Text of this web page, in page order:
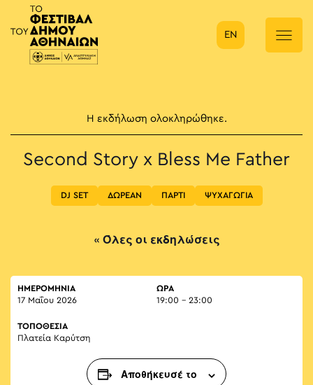
Κύρια πλοήγηση
EN
Η εκδήλωση ολοκληρώθηκε.
Second Story x Bless Me Father
DJ SET ΔΩΡΕΑΝ ΠΑΡΤΙ ΨΥΧΑΓΩΓΙΑ
« Όλες οι εκδηλώσεις
ΗΜΕΡΟΜΗΝΙΑ
17 Μαΐου 2026
ΏΡΑ
19:00 - 23:00
ΤΟΠΟΘΕΣΙΑ
Πλατεία Καρύτση
Αποθήκευσέ το